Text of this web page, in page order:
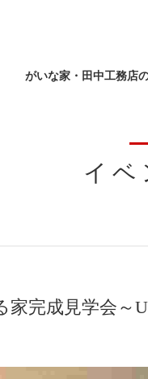
がいな家・田中工務店
イベ
家完成見学会～